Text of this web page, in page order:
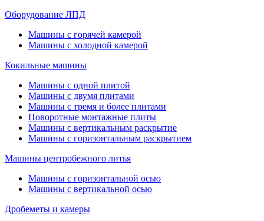
Оборудование ЛПД
Машины с горячей камерой
Машины с холодной камерой
Кокильные машины
Машины с одной плитой
Машины с двумя плитами
Машины с тремя и более плитами
Поворотные монтажные плиты
Машины с вертикальным раскрытие
Машины с горизонтальным раскрытием
Машины центробежного литья
Машины с горизонтальной осью
Машины с вертикальной осью
Дробеметы и камеры